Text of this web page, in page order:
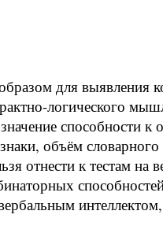
для выявления
логического
способности
объём словарного
отнести к тестам на